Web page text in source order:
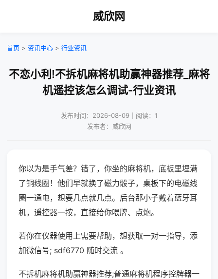
威欣网
首页 > 资讯中心 > 行业资讯
不恋小利!不拆机麻将机助赢神器推荐_麻将
机遥控该怎么调试-行业资讯
发布时间：2026-08-09｜阅读：1
发布者：威欣网
你以为是手气差？错了，你坐的麻将机，底板里埋满
了铜线圈！他们早就换了磁力骰子，桌板下的电磁线
圈一通电，想要几点就几点。后台那小子戴着蓝牙耳
机，遥控器一按，直接给你喂牌、点炮。
若你在仪器使用上需要帮助，想获取一对一指导，添
加微信号; sdf6770 随时交流 。
不拆机麻将机助赢神器推荐;普通麻将机程序控牌器一